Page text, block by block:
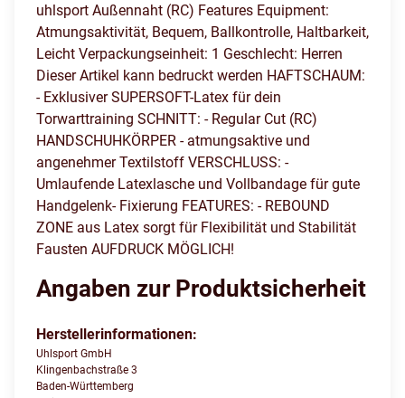
uhlsport Außennaht (RC) Features Equipment:
Atmungsaktivität, Bequem, Ballkontrolle, Haltbarkeit,
Leicht Verpackungseinheit: 1 Geschlecht: Herren
Dieser Artikel kann bedruckt werden HAFTSCHAUM:
- Exklusiver SUPERSOFT-Latex für dein
Torwarttraining SCHNITT: - Regular Cut (RC)
HANDSCHUHKÖRPER - atmungsaktive und
angenehmer Textilstoff VERSCHLUSS: -
Umlaufende Latexlasche und Vollbandage für gute
Handgelenk- Fixierung FEATURES: - REBOUND
ZONE aus Latex sorgt für Flexibilität und Stabilität
Fausten AUFDRUCK MÖGLICH!
Angaben zur Produktsicherheit
Herstellerinformationen:
Uhlsport GmbH
Klingenbachstraße 3
Baden-Württemberg